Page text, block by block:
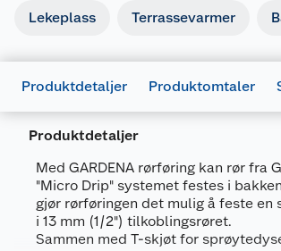
Lekeplass Terrassevarmer
Produktdetaljer Produktomtaler
Produktdetaljer
Med GARDENA rørføring kan rør fra
"Micro Drip" systemet festes i
gjør rørføringen det mulig å feste en
i 13 mm (1/2") tilkoblingsrøret.
Sammen med T-skjøt for
Artikkelnummer
Leverandørens artikkelnummer
Størrelse